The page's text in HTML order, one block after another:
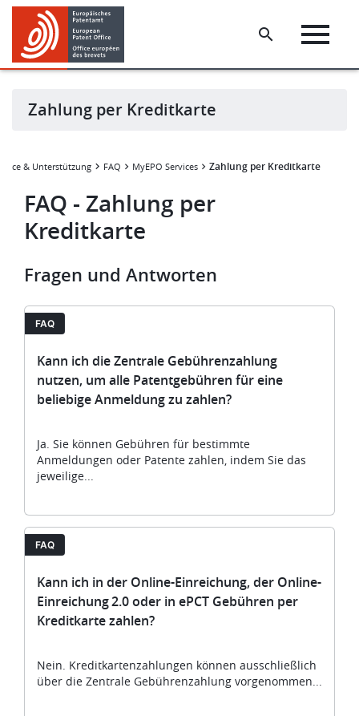
Skip
main
content
Skip
footer
Zahlung per Kreditkarte
& Unterstützung FAQ MyEPO Services Zahlung per Kreditkarte
FAQ - Zahlung per
Kreditkarte
Fragen und Antworten
FAQ
Kann ich die Zentrale Gebührenzahlung
nutzen, um alle Patentgebühren für eine
beliebige Anmeldung zu zahlen?
Ja. Sie können Gebühren für bestimmte
Anmeldungen oder Patente zahlen, indem Sie das
jeweilige...
FAQ
Kann ich in der Online-Einreichung, der Online-
Einreichung 2.0 oder in ePCT Gebühren per
Kreditkarte zahlen?
Nein. Kreditkartenzahlungen können ausschließlich
über die Zentrale Gebührenzahlung vorgenommen...